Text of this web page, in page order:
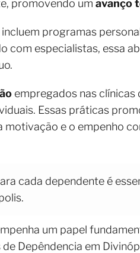
promovendo um avanço
programas
com especialistas, essa
empregados nas clínicas
Essas práticas
e o empenho
cada dependente é
um papel
Depêndencia em